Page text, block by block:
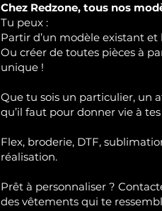
Chez Redzone, tous nos
Tu peux :
Partir d’un modèle existant
Ou créer de toutes pièces à
unique !
Que tu sois un particulier, un
qu’il faut pour donner vie à
Flex, broderie, DTF,
réalisation.
Prêt à personnaliser ?
des vêtements qui te